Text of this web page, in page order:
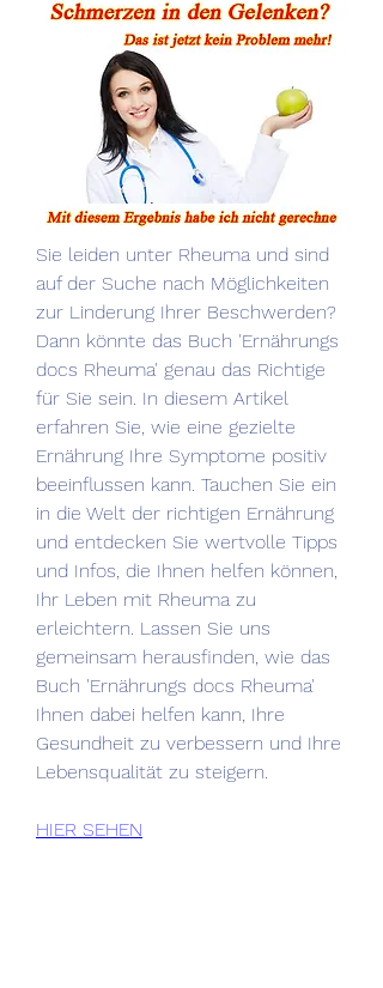
Sie leiden unter Rheuma und sind
auf der Suche nach Möglichkeiten
zur Linderung Ihrer Beschwerden?
Dann könnte das Buch 'Ernährungs
docs Rheuma' genau das Richtige
für Sie sein. In diesem Artikel
erfahren Sie, wie eine gezielte
Ernährung Ihre Symptome positiv
beeinflussen kann. Tauchen Sie ein
in die Welt der richtigen Ernährung
und entdecken Sie wertvolle Tipps
und Infos, die Ihnen helfen können,
Ihr Leben mit Rheuma zu
erleichtern. Lassen Sie uns
gemeinsam herausfinden, wie das
Buch 'Ernährungs docs Rheuma'
Ihnen dabei helfen kann, Ihre
Gesundheit zu verbessern und Ihre
Lebensqualität zu steigern.
HIER SEHEN